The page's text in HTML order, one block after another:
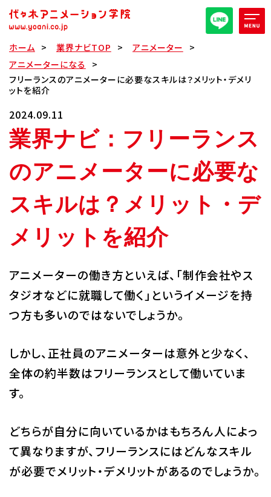
オープンキャンパス/イベント
パンフレット取り寄せ
全日・夜間・通信 高等部
大学部 週1コース
代アニ概要
学部・学科紹介
校舎・施設
学生生活・サポート
就職・キャリア
入学情報
在学生の活躍
イベント
ホーム 業界ナビTOP
アニメーター
アニメーターになる
フリーランスのアニメーターに必要なスキルは？メリット・デメリ
ットを紹介
2024.09.11
業界ナビ：フリーランス
のアニメーターに必要な
スキルは？メリット・デ
メリットを紹介
アニメーターの働き方といえば、「制作会社やス
タジオなどに就職して働く」というイメージを持
つ方も多いのではないでしょうか。
しかし、正社員のアニメーターは意外と少なく、
全体の約半数はフリーランスとして働いていま
す。
どちらが自分に向いているかはもちろん人によっ
て異なりますが、フリーランスにはどんなスキル
が必要でメリット・デメリットがあるのでしょうか。